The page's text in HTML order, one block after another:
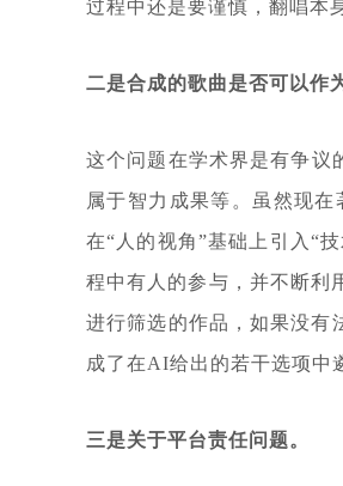
过程中还是要谨慎，翻唱本
二是合成的歌曲是否可以作
这个问题在学术界是有争议
属于智力成果等。虽然现
在“人的视角”基础上引入“
程中有人的参与，并不断利
进行筛选的作品，如果没有
成了在AI给出的若干选项中
三是关于平台责任问题。